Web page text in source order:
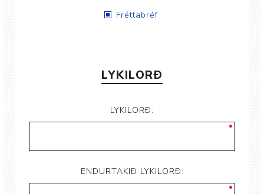
Fréttabréf
LYKILORÐ
LYKILORÐ:
ENDURTAKIÐ LYKILORÐ: